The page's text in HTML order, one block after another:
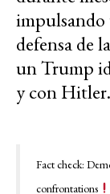
impulsando
defensa de
un Trump
y con Hitler.
Fact check:
confrontations